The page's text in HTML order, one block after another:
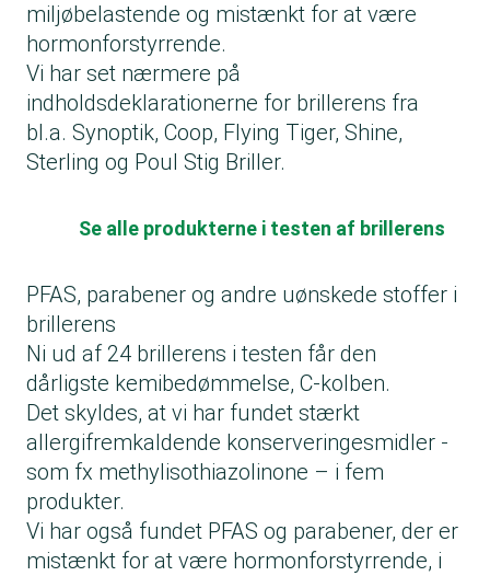
miljøbelastende og mistænkt for at være
hormonforstyrrende.
Vi har set nærmere på
indholdsdeklarationerne for brillerens fra
bl.a. Synoptik, Coop, Flying Tiger, Shine,
Sterling og Poul Stig Briller.
Se alle produkterne i testen af brillerens
PFAS, parabener og andre uønskede stoffer i
brillerens
Ni ud af 24 brillerens i testen får den
dårligste kemibedømmelse, C-kolben.
Det skyldes, at vi har fundet stærkt
allergifremkaldende konserveringesmidler -
som fx methylisothiazolinone – i fem
produkter.
Vi har også fundet PFAS og parabener, der er
mistænkt for at være hormonforstyrrende, i